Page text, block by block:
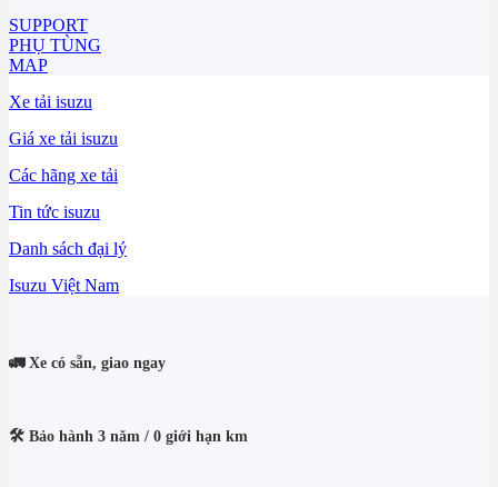
SUPPORT
PHỤ TÙNG
MAP
Xe tải isuzu
Giá xe tải isuzu
Các hãng xe tải
Tin tức isuzu
Danh sách đại lý
Isuzu Việt Nam
🚛 Xe có sẵn, giao ngay
🛠️ Bảo hành 3 năm / 0 giới hạn km